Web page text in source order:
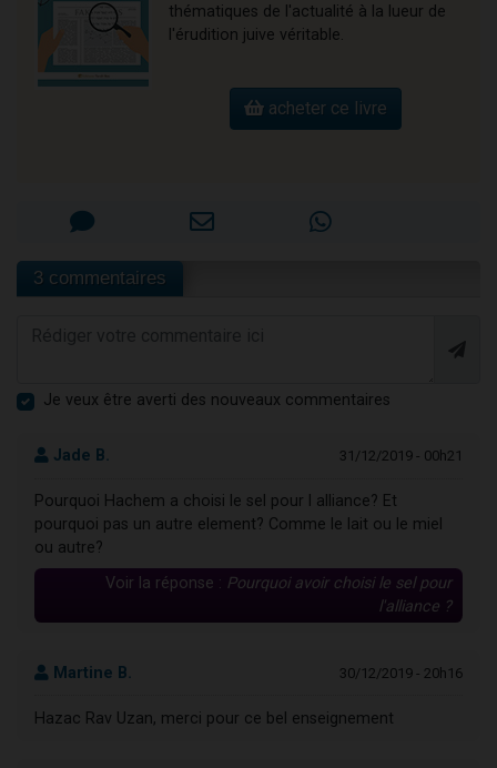
thématiques de l'actualité à la lueur de
l'érudition juive véritable.
acheter ce livre
3 commentaires
Je veux être averti des nouveaux commentaires
Jade B. 31/12/2019 - 00h21
Pourquoi Hachem a choisi le sel pour l alliance? Et
pourquoi pas un autre element? Comme le lait ou le miel
ou autre?
Voir la réponse : Pourquoi avoir choisi le sel pour
l'alliance ?
Martine B. 30/12/2019 - 20h16
Hazac Rav Uzan, merci pour ce bel enseignement